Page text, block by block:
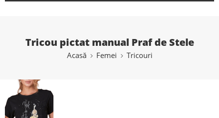
Tricou pictat manual Praf de Stele
Acasă Femei Tricouri